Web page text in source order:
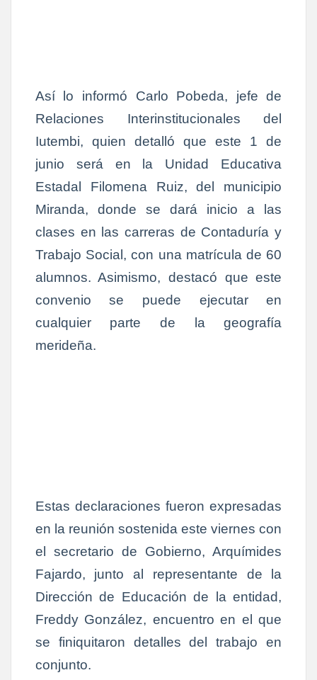
Así lo informó Carlo Pobeda, jefe de
Relaciones Interinstitucionales del
Iutembi, quien detalló que este 1 de
junio será en la Unidad Educativa
Estadal Filomena Ruiz, del municipio
Miranda, donde se dará inicio a las
clases en las carreras de Contaduría y
Trabajo Social, con una matrícula de 60
alumnos. Asimismo, destacó que este
convenio se puede ejecutar en
cualquier parte de la geografía
merideña.
Estas declaraciones fueron expresadas
en la reunión sostenida este viernes con
el secretario de Gobierno, Arquímides
Fajardo, junto al representante de la
Dirección de Educación de la entidad,
Freddy González, encuentro en el que
se finiquitaron detalles del trabajo en
conjunto.